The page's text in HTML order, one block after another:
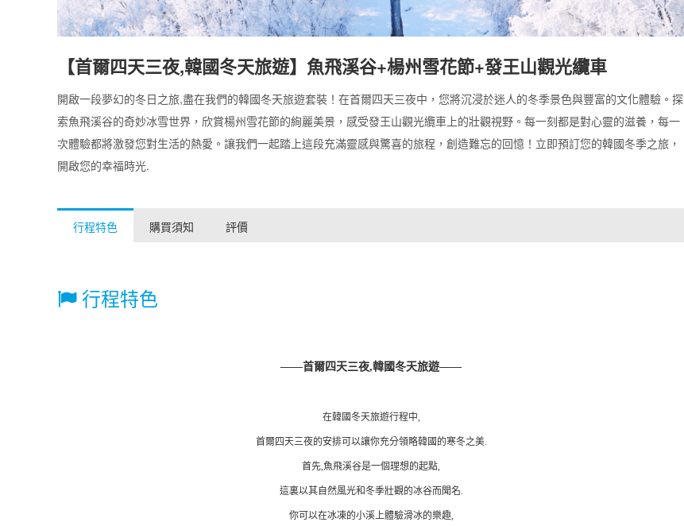
【首爾四天三夜,韓國冬天旅遊】魚飛溪谷+楊州雪花節+發王山觀光纜車
開啟一段夢幻的冬日之旅,盡在我們的韓國冬天旅遊套裝！在首爾四天三夜中，您將沉浸於迷人的冬季景色與豐富的文化體驗。探
索魚飛溪谷的奇妙冰雪世界，欣賞楊州雪花節的絢麗美景，感受發王山觀光纜車上的壯觀視野。每一刻都是對心靈的滋養，每一
次體驗都將激發您對生活的熱愛。讓我們一起踏上這段充滿靈感與驚喜的旅程，創造難忘的回憶！立即預訂您的韓國冬季之旅，
開啟您的幸福時光.
行程特色 購買須知 評價
行程特色
——首爾四天三夜,韓國冬天旅遊——
在韓國冬天旅遊行程中,
首爾四天三夜的安排可以讓你充分領略韓國的寒冬之美.
首先,魚飛溪谷是一個理想的起點,
這裏以其自然風光和冬季壯觀的冰谷而聞名.
你可以在冰凍的小溪上體驗滑冰的樂趣,